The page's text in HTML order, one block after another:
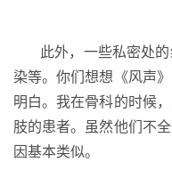
此外，一些私密处
染等。你们想想《风声
明白。我在骨科的时候
肢的患者。虽然他们不
因基本类似。